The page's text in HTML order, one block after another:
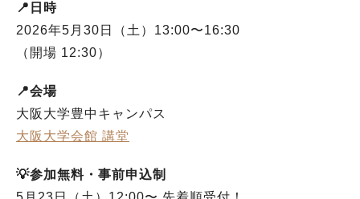
📍日時
2026年5月30日（土）13:00〜16:30
（開場 12:30）
📍会場
大阪大学豊中キャンパス
大阪大学会館 講堂
💡参加無料・事前申込制